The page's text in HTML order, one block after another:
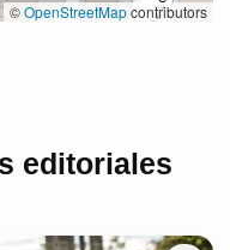
editoriales